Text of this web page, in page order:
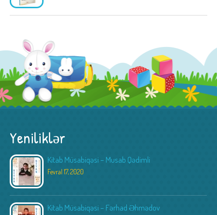
Yeniliklər
Kitab Müsabiqəsi – Musab Qədimli
Fevral 17, 2020
Kitab Müsabiqəsi – Fərhad Əhmədov